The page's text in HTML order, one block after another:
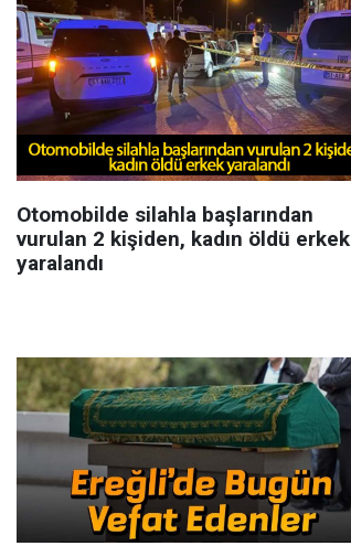
Otomobilde silahla başlarından
vurulan 2 kişiden, kadın öldü erkek
yaralandı